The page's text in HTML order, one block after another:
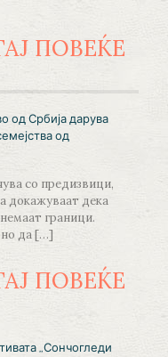
ПОВЕЌЕ
од Србија дарува
од
со предизвици,
докажуваат дека
граници.
да […]
ПОВЕЌЕ
„Сончогледи